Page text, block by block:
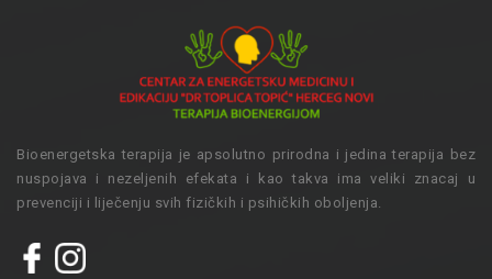
Bioenergetska terapija je apsolutno prirodna i jedina terapija bez
nuspojava i nezeljenih efekata i kao takva ima veliki znacaj u
prevenciji i liječenju svih fizičkih i psihičkih oboljenja.